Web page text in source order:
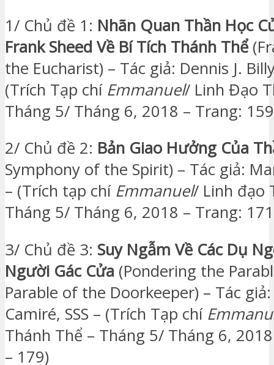
1/ Chủ đề 1: Nhãn Quan Thần Học
Frank Sheed Về Bí Tích Thánh Thể
the Eucharist) – Tác giả: Dennis J.
(Trích Tạp chí Emmanuel/ Linh Đạo
Tháng 5/ Tháng 6, 2018 – Trang:
2/ Chủ đề 2: Bản Giao Hưởng Của
Symphony of the Spirit) – Tác giả:
– (Trích tạp chí Emmanuel/ Linh đạo
Tháng 5/ Tháng 6, 2018 – Trang:
3/ Chủ đề 3: Suy Ngẫm Về Các Dụ
Người Gác Cửa (Pondering the
Parable of the Doorkeeper) – Tác
Camiré, SSS – (Trích Tạp chí
Thánh Thể – Tháng 5/ Tháng 6,
– 179)